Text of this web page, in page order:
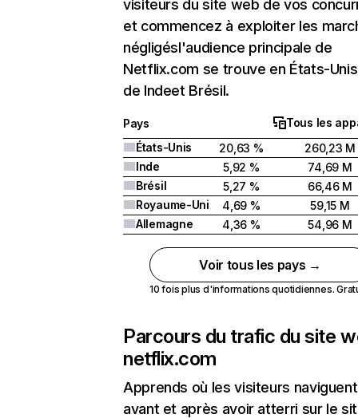
visiteurs du site web de vos
et commencez à exploiter les
négligésl'audience principale de
Netflix.com se trouve en États-
de Indeet Brésil.
Pays
Tous les
États-Unis
20,63 %
260,23 M
Inde
5,92 %
74,69 M
Brésil
5,27 %
66,46 M
Royaume-Uni
4,69 %
59,15 M
Allemagne
4,36 % 54,96 M
Voir tous les pays →
10 fois plus d'informations quotidiennes.
Parcours du trafic du site
netflix.com
Apprends où les visiteurs naviguent
avant et après avoir atterri sur le